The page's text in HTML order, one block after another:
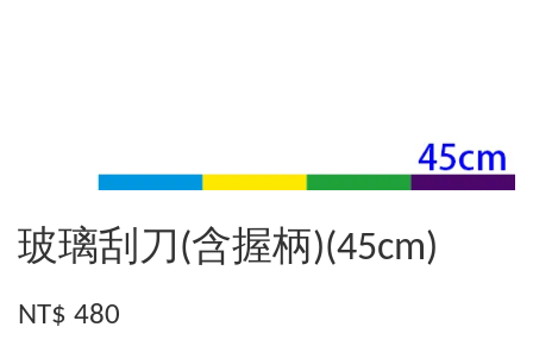
玻璃刮刀(含握柄)(45cm)
NT$ 480